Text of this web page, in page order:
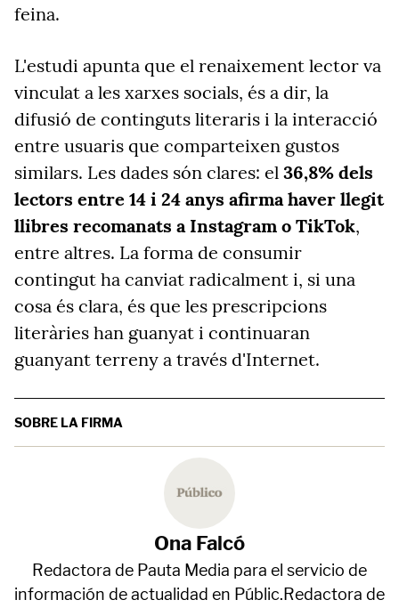
feina.
L'estudi apunta que el renaixement lector va
vinculat a les xarxes socials, és a dir, la
difusió de continguts literaris i la interacció
entre usuaris que comparteixen gustos
similars. Les dades són clares: el 36,8% dels
lectors entre 14 i 24 anys afirma haver llegit
llibres recomanats a Instagram o TikTok,
entre altres. La forma de consumir
contingut ha canviat radicalment i, si una
cosa és clara, és que les prescripcions
literàries han guanyat i continuaran
guanyant terreny a través d'Internet.
SOBRE LA FIRMA
Ona Falcó
Redactora de Pauta Media para el servicio de
información de actualidad en Públic.Redactora de